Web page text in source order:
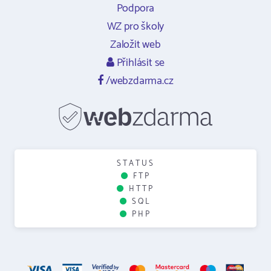
Podpora
WZ pro školy
Založit web
Přihlásit se
/webzdarma.cz
STATUS
FTP
HTTP
SQL
PHP